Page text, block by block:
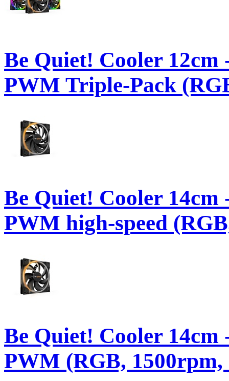
Be Quiet! Cooler
PWM Triple-Pack
Be Quiet! Cooler
PWM high-speed
Be Quiet! Cooler
PWM (RGB, 1500rpm,